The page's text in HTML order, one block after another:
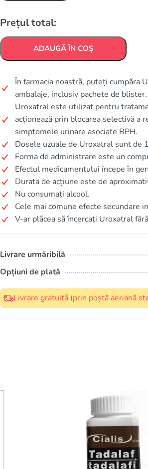
Prețul total:
ADAUGĂ ÎN COȘ
În farmacia noastră, puteți cumpăra
ambalaje, inclusiv pachete de blister.
Uroxatral este utilizat pentru
acționează prin blocarea selectivă a
simptomele urinare asociate BPH.
Dosele uzuale de Uroxatral sunt de
Forma de administrare este un
Efectul medicamentului începe în
Durata de acțiune este de
Nu consumați alcool.
Cele mai comune efecte secundare
V-ar plăcea să încercați Uroxatral
Livrare urmăribilă
Opțiuni de plată
Livrare gratuită (prin poștă aeriană